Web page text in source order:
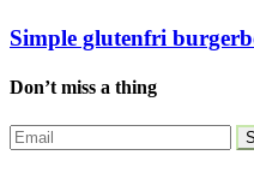
Simple glutenfri
Don’t miss a thing